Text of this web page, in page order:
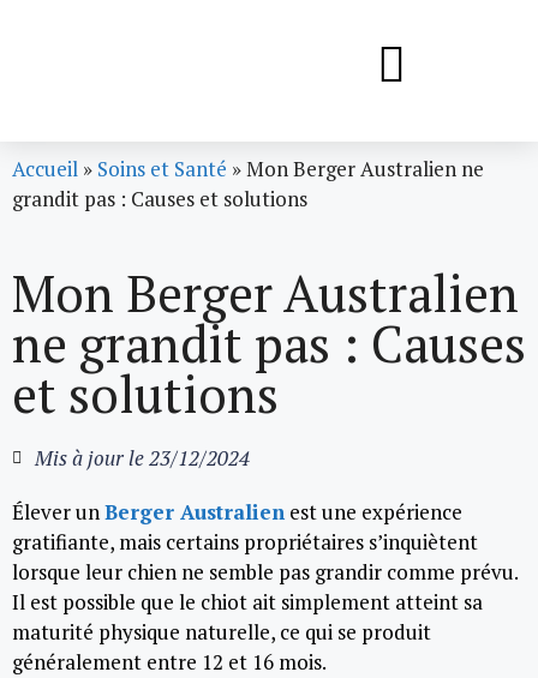
Accueil » Soins et Santé »Mon Berger Australien ne
grandit pas : Causes et solutions
Mon Berger Australien
ne grandit pas : Causes
et solutions
Mis à jour le23/12/2024
Élever unBerger Australien est une expérience
gratifiante, mais certains propriétaires s’inquiètent
lorsque leur chien ne semble pas grandir comme prévu.
Il est possible que le chiot ait simplement atteint sa
maturité physique naturelle, ce qui se produit
généralement entre 12 et 16 mois.